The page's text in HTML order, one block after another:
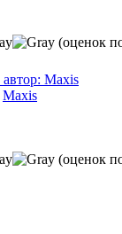
(оценок
Maxis
(оценок